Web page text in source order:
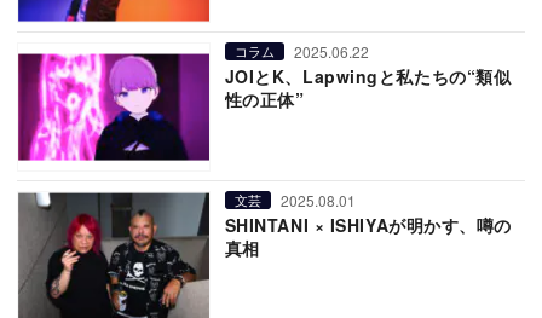
コラム 2025.06.22
JOIとK、Lapwingと私たちの“類似
性の正体”
文芸 2025.08.01
SHINTANI × ISHIYAが明かす、噂の
真相